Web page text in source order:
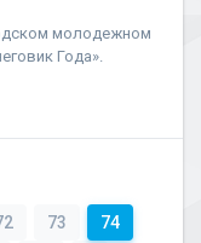
молодежном
Года».
73
74